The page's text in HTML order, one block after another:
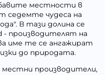
местности в
седемте чудеса на
В тази долина се
- производителят на
име те се ангажират
до природата.
производители,